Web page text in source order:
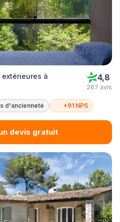
à
4,8
267 avis
d'ancienneté +91 NPS
devis gratuit